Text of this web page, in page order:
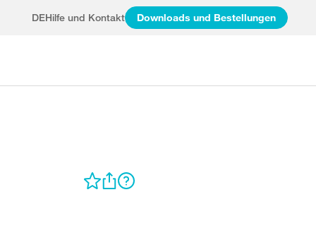
DEHilfe und Kontakt Downloads und Bestellungen